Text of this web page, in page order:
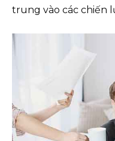
trung vào các chiến